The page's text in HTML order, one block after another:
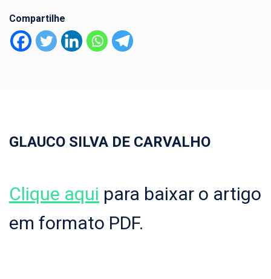
Compartilhe
GLAUCO SILVA DE CARVALHO
Clique aqui para baixar o artigo
em formato PDF.